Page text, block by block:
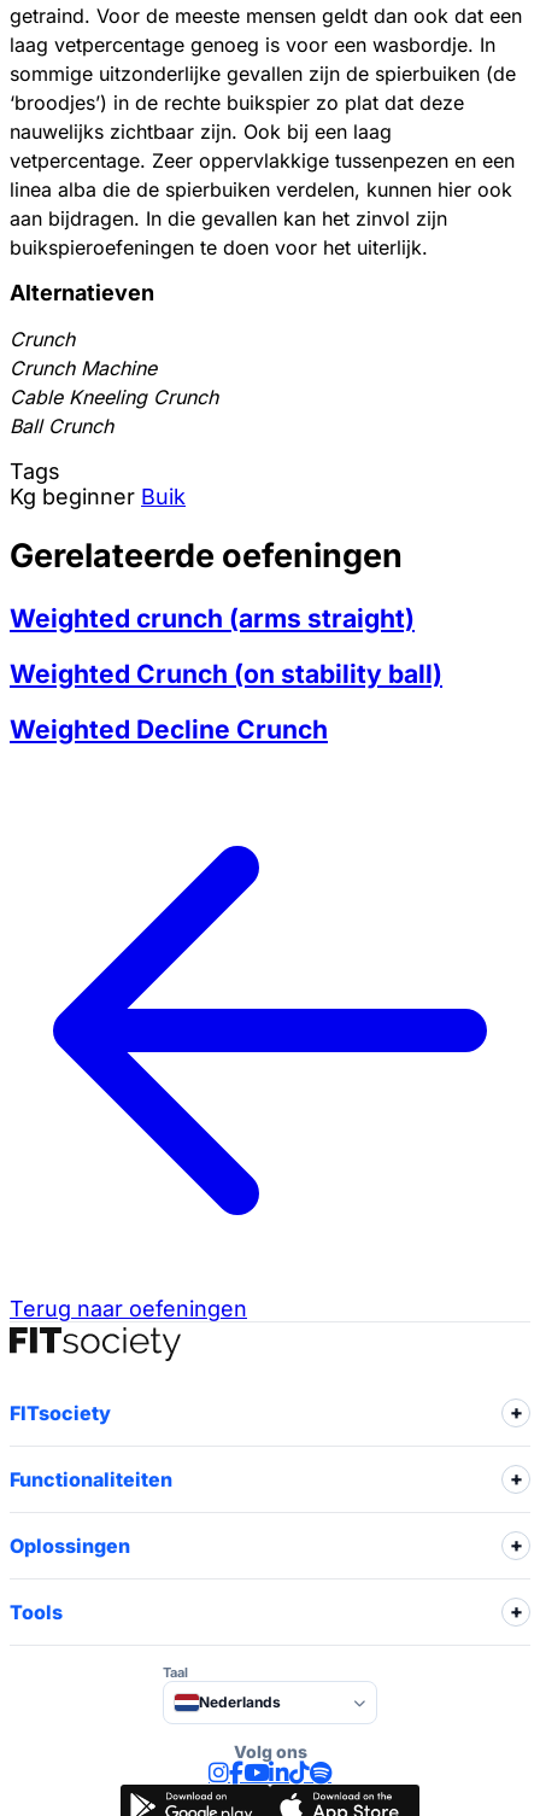
getraind. Voor de meeste mensen geldt dan ook dat een
laag vetpercentage genoeg is voor een wasbordje. In
sommige uitzonderlijke gevallen zijn de spierbuiken (de
‘broodjes’) in de rechte buikspier zo plat dat deze
nauwelijks zichtbaar zijn. Ook bij een laag
vetpercentage. Zeer oppervlakkige tussenpezen en een
linea alba die de spierbuiken verdelen, kunnen hier ook
aan bijdragen. In die gevallen kan het zinvol zijn
buikspieroefeningen te doen voor het uiterlijk.
Alternatieven
Crunch
Crunch Machine
Cable Kneeling Crunch
Ball Crunch
Tags
Kg beginner Buik
Gerelateerde oefeningen
Weighted crunch (arms straight)
Weighted Crunch (on stability ball)
Weighted Decline Crunch
Terug naar oefeningen
FITsociety
Functionaliteiten
Oplossingen
Tools
Taal
Nederlands
Volg ons